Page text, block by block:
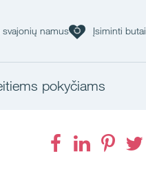
svajonių namus Įsiminti butai
pokyčiams